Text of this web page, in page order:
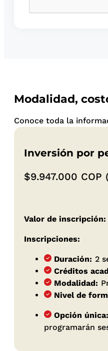
Modalidad,
Conoce toda la
Inversión por
$9.947.000
Valor de
Inscripciones:
Duración: 2
Créditos
Modalidad:
Nivel de
Opción única:
programarán